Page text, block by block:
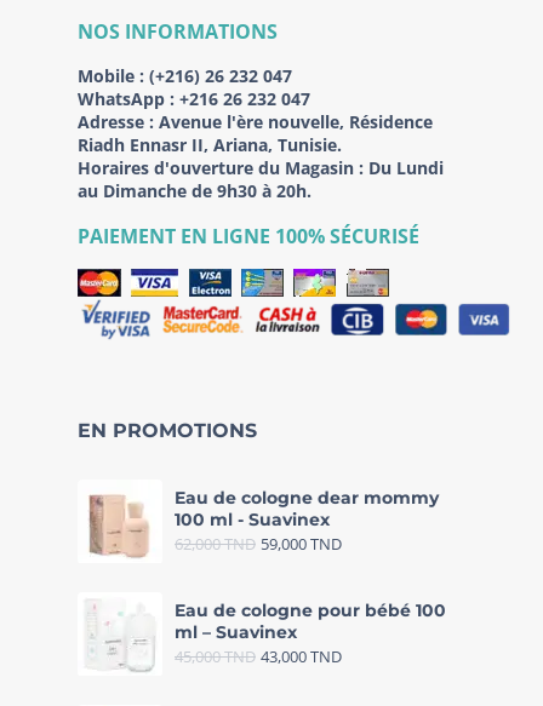
NOS INFORMATIONS
Mobile : (+216) 26 232 047
WhatsApp : +216 26 232 047
Adresse : Avenue l'ère nouvelle, Résidence
Riadh Ennasr II, Ariana, Tunisie.
Horaires d'ouverture du Magasin : Du Lundi
au Dimanche de 9h30 à 20h.
PAIEMENT EN LIGNE 100% SÉCURISÉ
EN PROMOTIONS
Eau de cologne dear mommy
100 ml - Suavinex
62,000TND 59,000TND
Eau de cologne pour bébé 100
ml – Suavinex
45,000TND 43,000TND